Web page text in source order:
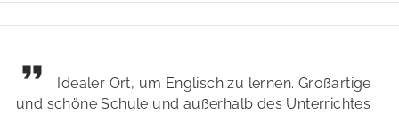
Idealer Ort, um Englisch zu lernen. Großartige
und schöne Schule und außerhalb des Unterrichtes